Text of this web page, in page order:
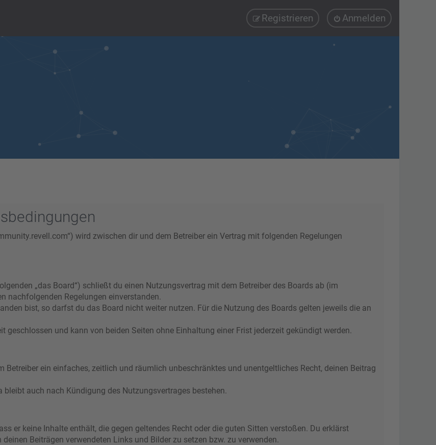
Anmelden
Registrieren
wird zwischen dir und dem Betreiber ein Vertrag mit folgenden Regelungen
„das Board“) schließt du einen Nutzungsvertrag mit dem Betreiber des Boards ab (im
nachfolgenden Regelungen einverstanden.
bist, so darfst du das Board nicht weiter nutzen. Für die Nutzung des Boards gelten jeweils die an
geschlossen und kann von beiden Seiten ohne Einhaltung einer Frist jederzeit gekündigt werden.
Betreiber ein einfaches, zeitlich und räumlich unbeschränktes und unentgeltliches Recht, deinen Beitrag
auch nach Kündigung des Nutzungsvertrages bestehen.
er keine Inhalte enthält, die gegen geltendes Recht oder die guten Sitten verstoßen. Du erklärst
Beiträgen verwendeten Links und Bilder zu setzen bzw. zu verwenden.